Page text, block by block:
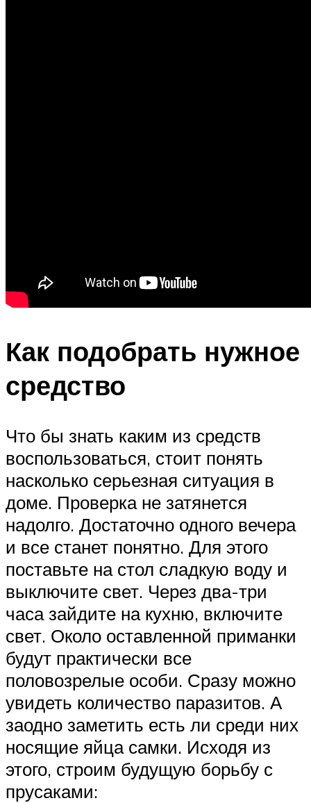
Как подобрать нужное
средство
Что бы знать каким из средств
воспользоваться, стоит понять
насколько серьезная ситуация в
доме. Проверка не затянется
надолго. Достаточно одного вечера
и все станет понятно. Для этого
поставьте на стол сладкую воду и
выключите свет. Через два-три
часа зайдите на кухню, включите
свет. Около оставленной приманки
будут практически все
половозрелые особи. Сразу можно
увидеть количество паразитов. А
заодно заметить есть ли среди них
носящие яйца самки. Исходя из
этого, строим будущую борьбу с
прусаками: